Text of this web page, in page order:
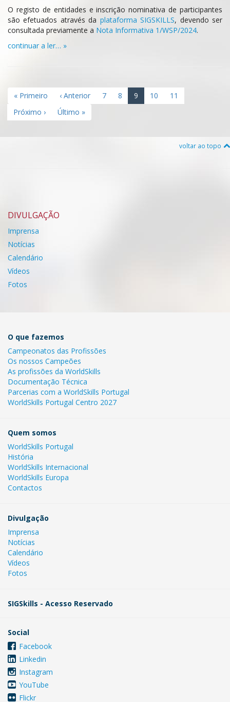
O registo de entidades e inscrição nominativa de participantes
são efetuados através da plataforma SIGSKILLS, devendo ser
consultada previamente a Nota Informativa 1/WSP/2024.
continuar a ler… »
« Primeiro ‹ Anterior 7 8 9 10
11
Próximo ›
Último »
voltar ao topo
DIVULGAÇÃO
Imprensa
Notícias
Calendário
Vídeos
Fotos
O que fazemos
Campeonatos das Profissões
Os nossos Campeões
As profissões da WorldSkills
Documentação Técnica
Parcerias com a WorldSkills Portugal
WorldSkills Portugal Centro 2027
Quem somos
WorldSkills Portugal
História
WorldSkills Internacional
WorldSkills Europa
Contactos
Divulgação
Imprensa
Notícias
Calendário
Vídeos
Fotos
SIGSkills - Acesso Reservado
Social
Facebook
Linkedin
Instagram
YouTube
Flickr